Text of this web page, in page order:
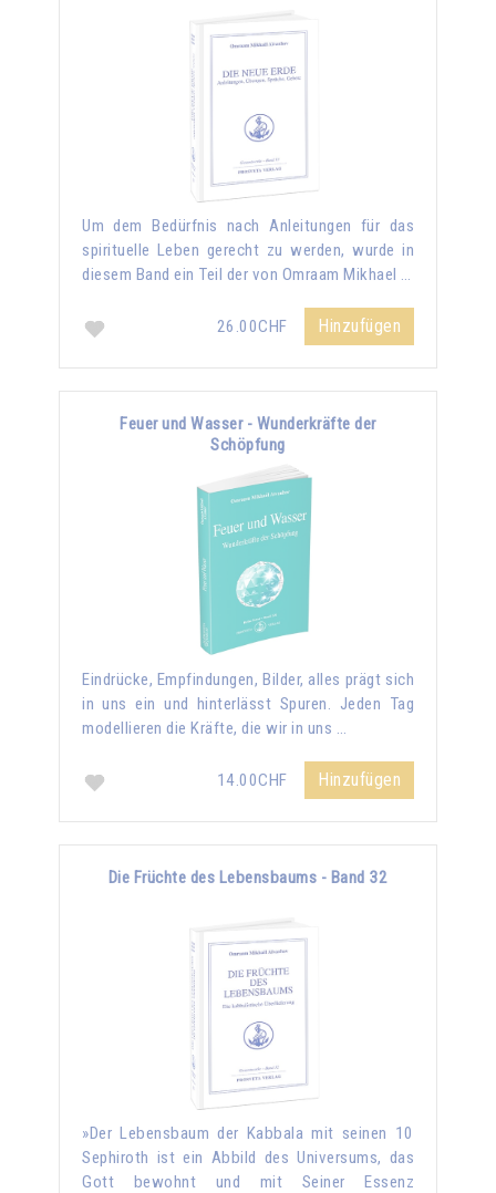
Um dem Bedürfnis nach Anleitungen für das
spirituelle Leben gerecht zu werden, wurde in
diesem Band ein Teil der von Omraam Mikhael …
26.00CHF Hinzufügen
Feuer und Wasser - Wunderkräfte der
Schöpfung
Eindrücke, Empfindungen, Bilder, alles prägt sich
in uns ein und hinterlässt Spuren. Jeden Tag
modellieren die Kräfte, die wir in uns …
14.00CHF Hinzufügen
Die Früchte des Lebensbaums - Band 32
»Der Lebensbaum der Kabbala mit seinen 10
Sephiroth ist ein Abbild des Universums, das
Gott bewohnt und mit Seiner Essenz